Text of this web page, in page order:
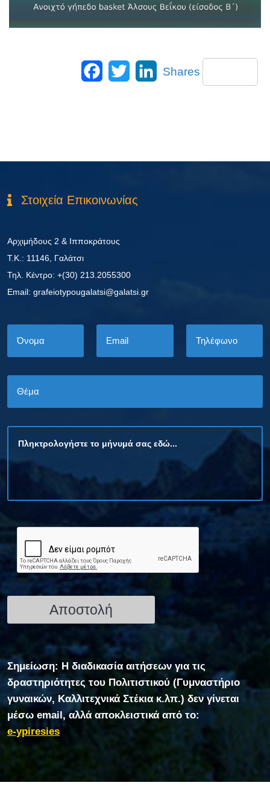
Facebook
Twitter LinkedIn
Shares
Στοιχεία Επικοινωνίας
Αρχιμήδους 2 & Ιπποκράτους
Τ.Κ.: 11146, Γαλάτσι
Τηλ. Κέντρο: +(30) 213.2055300
Εmail: grafeiotypougalatsi@galatsi.gr
Σημείωση: Η διαδικασία αιτήσεων για τις
δραστηριότητες του Πολιτιστικού (Γυμναστήριο
γυναικών, Καλλιτεχνικά Στέκια κ.λπ.) δεν γίνεται
μέσω email, αλλά αποκλειστικά από το:
e-ypiresies